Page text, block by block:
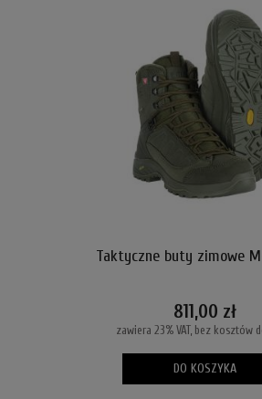
Taktyczne buty zimowe
811,00 zł
zawiera 23% VAT, bez kosztów
DO KOSZYKA